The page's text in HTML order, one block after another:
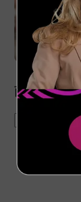
商务旅行如
business travel